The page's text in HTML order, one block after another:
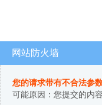
网站防火墙
您的请求带有不合法参
可能原因：您提交的内